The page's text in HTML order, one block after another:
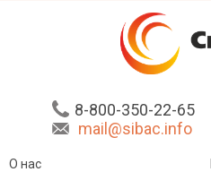
8-800-350-22-65
mail@sibac.info
О нас